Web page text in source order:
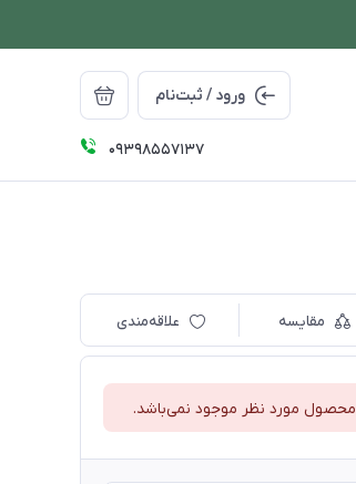
ورود / ثبت‌نام
09398557137
مقایسه علاقه‌مندی
محصول مورد نظر موجود نمی‌باشد.